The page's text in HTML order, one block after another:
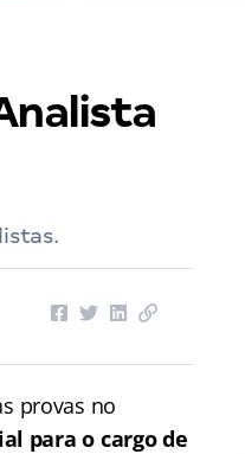
provas no
para o cargo de